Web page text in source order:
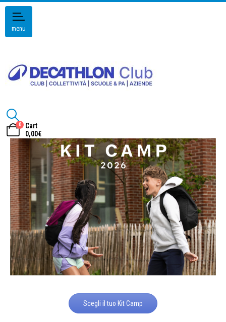
menu
0
Cart
0,00€
Scegli il tuo Kit Camp